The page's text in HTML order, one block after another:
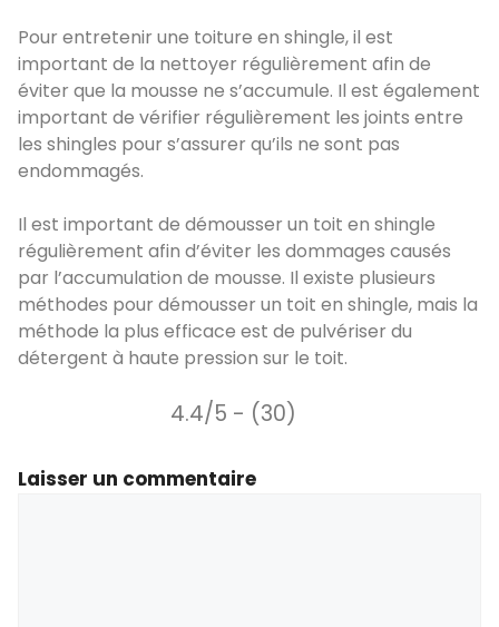
Pour entretenir une toiture en shingle, il est
important de la nettoyer régulièrement afin de
éviter que la mousse ne s’accumule. Il est également
important de vérifier régulièrement les joints entre
les shingles pour s’assurer qu’ils ne sont pas
endommagés.
Il est important de démousser un toit en shingle
régulièrement afin d’éviter les dommages causés
par l’accumulation de mousse. Il existe plusieurs
méthodes pour démousser un toit en shingle, mais la
méthode la plus efficace est de pulvériser du
détergent à haute pression sur le toit.
4.4/5 - (30)
Laisser un commentaire